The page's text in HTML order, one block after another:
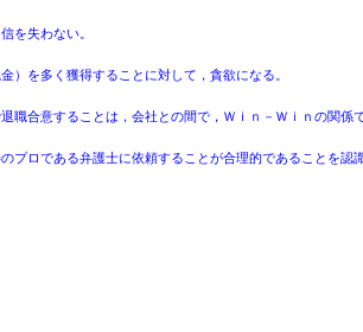
を失わない。
）を多く獲得することに対して，貪欲になる。
職合意することは，会社との間で，Ｗｉｎ－Ｗｉｎの関係
プロである弁護士に依頼することが合理的であることを認